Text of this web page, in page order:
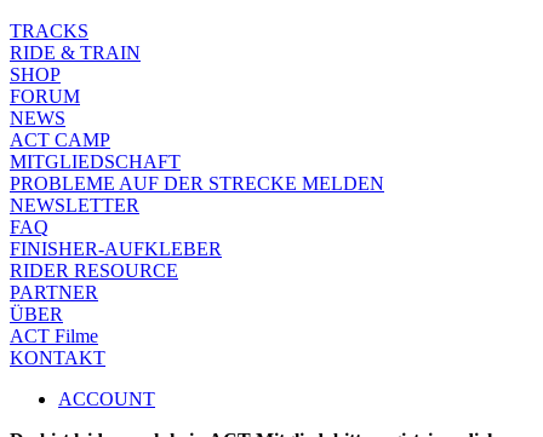
TRACKS
RIDE & TRAIN
SHOP
FORUM
NEWS
ACT CAMP
MITGLIEDSCHAFT
PROBLEME AUF DER STRECKE MELDEN
NEWSLETTER
FAQ
FINISHER-AUFKLEBER
RIDER RESOURCE
PARTNER
ÜBER
ACT Filme
KONTAKT
ACCOUNT